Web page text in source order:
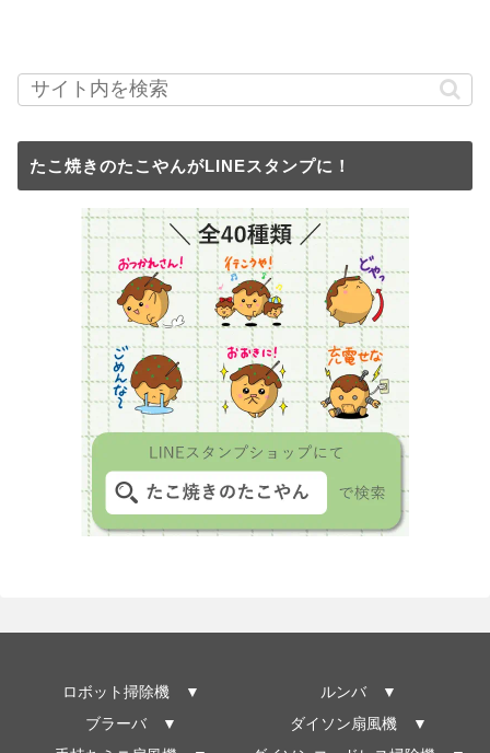
たこ焼きのたこやんがLINEスタンプに！
ロボット掃除機 ▼
ルンバ ▼
ブラーバ ▼
ダイソン扇風機 ▼